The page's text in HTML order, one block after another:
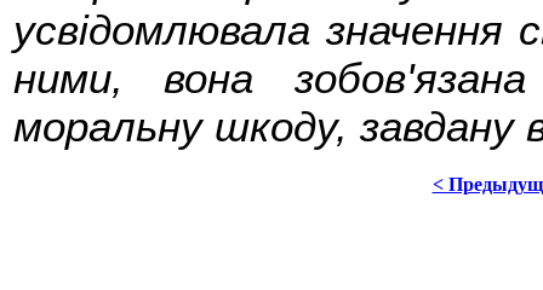
усвідомлювала значення
ними, вона
моральну шкоду, завдану
<